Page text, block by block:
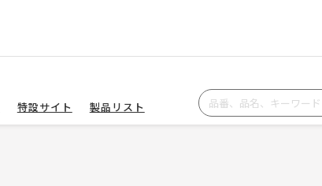
特設サイト 製品リスト